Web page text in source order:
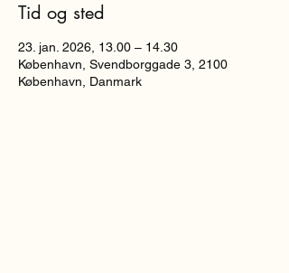
Tid og sted
23. jan. 2026, 13.00 – 14.30
København, Svendborggade 3, 2100
København, Danmark